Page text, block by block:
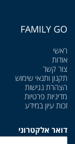
FAMILY GO
ראשי
אודות
צור קשר
תקנון ותנאי שימוש
הצהרת נגישות
מדיניות פרטיות
זכות עיון במידע
דואר אלקטרוני